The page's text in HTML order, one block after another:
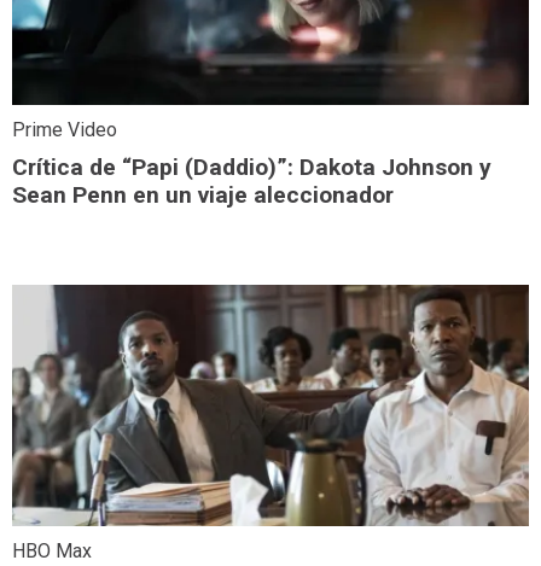
Prime Video
Crítica de “Papi (Daddio)”: Dakota Johnson y
Sean Penn en un viaje aleccionador
HBO Max